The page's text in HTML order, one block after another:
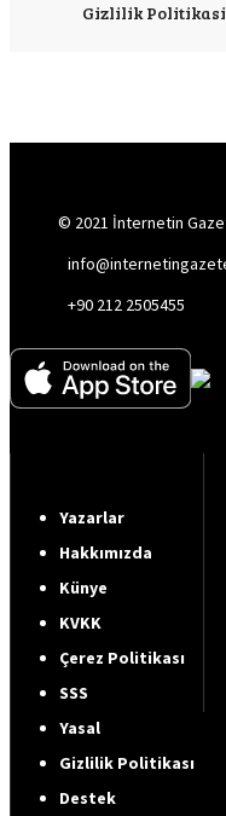
Gizlilik Politikasi
© 2021 İnternetin
+90 212 2505455
Yazarlar
Hakkımızda
Künye
KVKK
Çerez Politikası
SSS
Yasal
Gizlilik Politikası
Destek